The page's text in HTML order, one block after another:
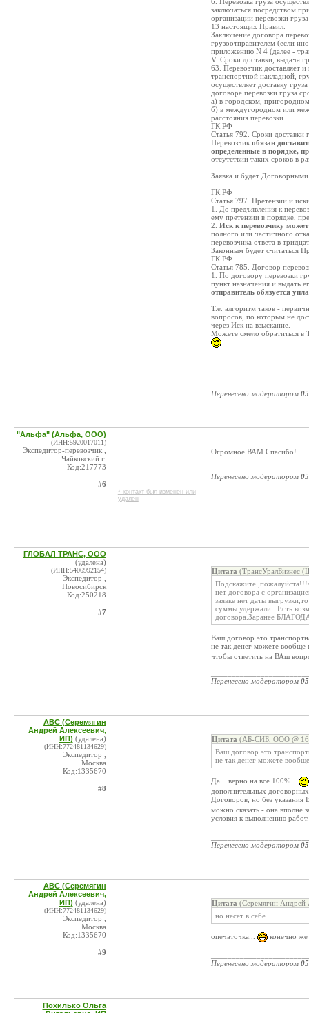
заключаться посредством
организации перевозки
13 настоящих Правил.
Заключение договора
грузоотправителем (если
приложению N 4 (далее -
V. Сроки доставки, выдача
63. Перевозчик доставляет
транспортной накладной,
осуществляет доставку
договоре перевозки груза
а) в городском,
б) в междугородном или
расстояния перевозки.
ГК РФ
Статья 792. Сроки доставки
Перевозчик обязан
определенные в порядке,
отсутствии таких сроков в
Заявка и будет
ГК РФ
Статья 797. Претензии и
1. До предъявления к
ему претензии в порядке,
2. Иск к перевозчику
полного или частичного
перевозчика ответа в
Законным будет считаться
ГК РФ
Статья 785. Договор
1. По договору перевозки
пункт назначения и выдать
отправитель обязуется
Т.е. алгоритм таков -
вопросов, по которым не
через Иск на взыскание.
Можете смело обратиться
Перенесено модератором
"Альфа" (Альфа, ООО)
(ИНН:5920017011)
Экспедитор-перевозчик ,
Чайковский г.
Код:217773
#6
* контакт был изменен или
удален
Огромное ВАМ Спасибо!
Перенесено модератором
ГЛОБАЛ ТРАНС, ООО
(удалена)
(ИНН:5406992154)
Экспедитор ,
Новосибирск
Код:250218
#7
Цитата (ТрансУралБизнес
Подскажите
нет договора с
заявке нет даты
суммы удержали...Есть
договора.Заранее
Ваш договор это
не так денег можете вообще
чтобы ответить на ВАш
Перенесено модератором
ABC (Серемягин
Андрей Алексеевич,
ИП) (удалена)
(ИНН:772481134629)
Экспедитор ,
Москва
Код:1335670
#8
Цитата (АБ-СИБ, ООО @
Ваш договор это
не так денег можете
Да... верно на все 100%...
дополнительных
Договоров, но без
можно сказать - она вполне
условия к выполнению
Перенесено модератором
ABC (Серемягин
Андрей Алексеевич,
ИП) (удалена)
(ИНН:772481134629)
Экспедитор ,
Москва
Код:1335670
#9
Цитата (Серемягин Андрей
но несет в себе
опечаточка... конечно
Перенесено модератором
Похилько Ольга